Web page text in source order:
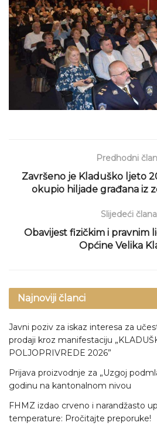
Predhodni
Završeno je Kladuško ljeto
okupio hiljade građana iz
Slijedeći
Obavijest fizičkim i pravnim
Općine Velika
Najnoviji članci
Javni poziv za iskaz interesa za
prodaji kroz manifestaciju
POLJOPRIVREDE 2026”
Prijava proizvodnje za „Uzgoj
godinu na kantonalnom nivou
FHMZ izdao crveno i narandžasto
temperature: Pročitajte preporuke!